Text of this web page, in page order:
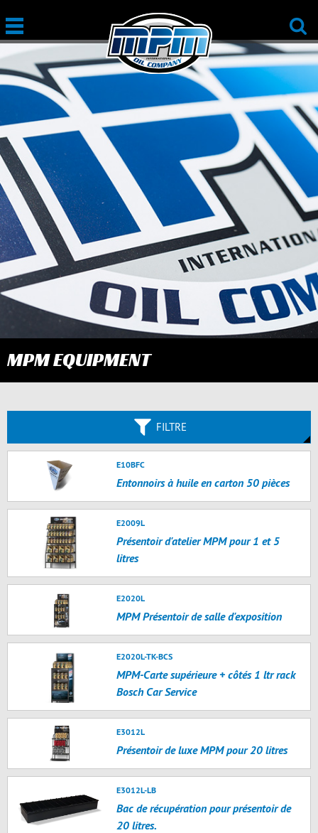
MPM EQUIPMENT
FILTRE
E10BFC
Entonnoirs à huile en carton 50 pièces
E2009L
Présentoir d'atelier MPM pour 1 et 5
litres
E2020L
MPM Présentoir de salle d'exposition
E2020L-TK-BCS
MPM-Carte supérieure + côtés 1 ltr rack
Bosch Car Service
E3012L
Présentoir de luxe MPM pour 20 litres
E3012L-LB
Bac de récupération pour présentoir de
20 litres.